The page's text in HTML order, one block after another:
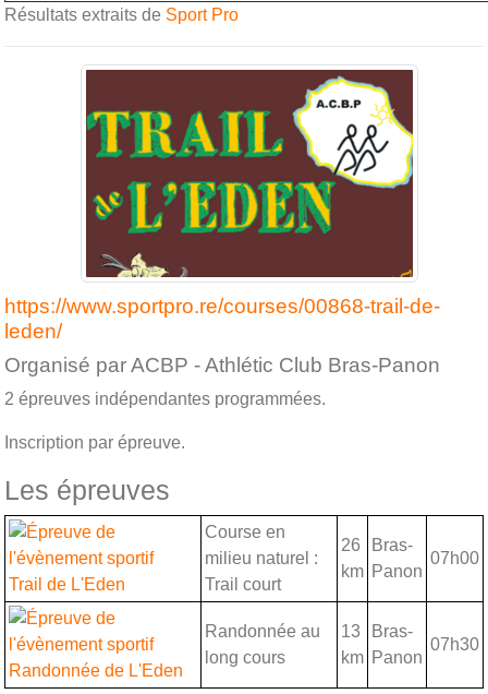
Résultats extraits de Sport Pro
https://www.sportpro.re/courses/00868-trail-de-
leden/
Organisé par ACBP - Athlétic Club Bras-Panon
2 épreuves indépendantes programmées.
Inscription par épreuve.
Les épreuves
Trail de L'Eden
Course en
milieu naturel :
Trail court
26
km
Bras-
Panon
07h00
Randonnée de L'Eden
Randonnée au
long cours
13
km
Bras-
Panon
07h30